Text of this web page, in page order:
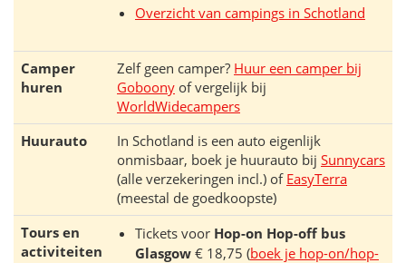
Overzicht van campings in Schotland
Camper
huren
Zelf geen camper? Huur een camper bij
Goboony of vergelijk bij
WorldWidecampers
Huurauto
In Schotland is een auto eigenlijk
onmisbaar, boek je huurauto bij Sunnycars
(alle verzekeringen incl.) of EasyTerra
(meestal de goedkoopste)
Tours en
activiteiten
Tickets voor Hop-on Hop-off bus
Glasgow € 18,75 (boek je hop-on/hop-